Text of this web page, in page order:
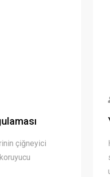
çiğneyici